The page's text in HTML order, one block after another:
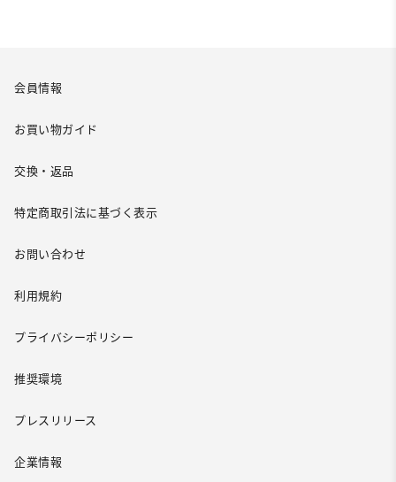
会員情報
お買い物ガイド
交換・返品
特定商取引法に基づく表示
お問い合わせ
利用規約
プライバシーポリシー
推奨環境
プレスリリース
企業情報